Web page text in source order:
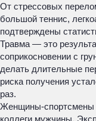
От стрессовых
большой теннис,
подтверждены
Травма — это
соприкосновении с
делать длительные
риска получения
раз.
Женщины-спортсмены
коллеги мужчины.